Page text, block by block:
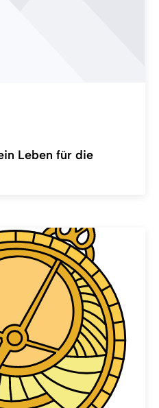
Leben für die